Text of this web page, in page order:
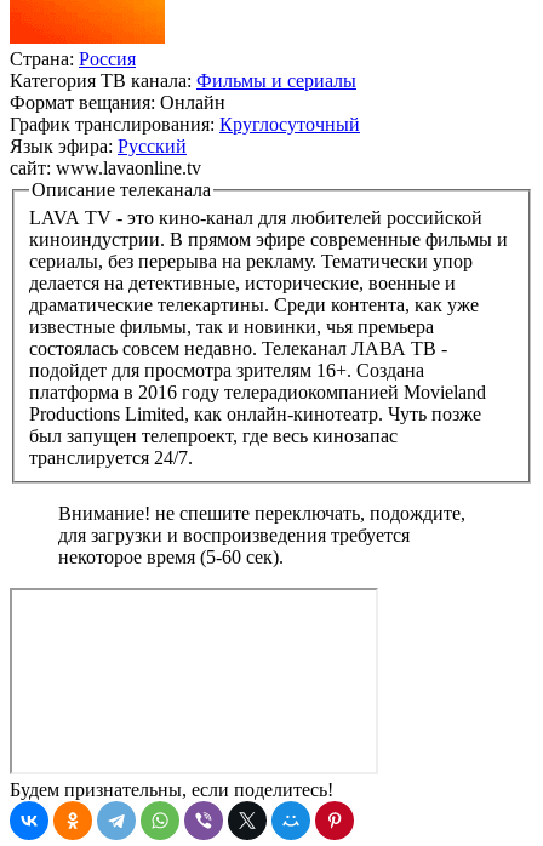
Страна: Россия
Категория ТВ канала: Фильмы и сериалы
Формат вещания: Онлайн
График транслирования: Круглосуточный
Язык эфира: Русский
сайт: www.lavaonline.tv
Описание телеканала
LAVA TV - это кино-канал для любителей российской
киноиндустрии. В прямом эфире современные фильмы и
сериалы, без перерыва на рекламу. Тематически упор
делается на детективные, исторические, военные и
драматические телекартины. Среди контента, как уже
известные фильмы, так и новинки, чья премьера
состоялась совсем недавно. Телеканал ЛАВА ТВ -
подойдет для просмотра зрителям 16+. Создана
платформа в 2016 году телерадиокомпанией Movieland
Productions Limited, как онлайн-кинотеатр. Чуть позже
был запущен телепроект, где весь кинозапас
транслируется 24/7.
Внимание! не спешите переключать, подождите,
для загрузки и воспроизведения требуется
некоторое время (5-60 сек).
Будем признательны, если поделитесь!